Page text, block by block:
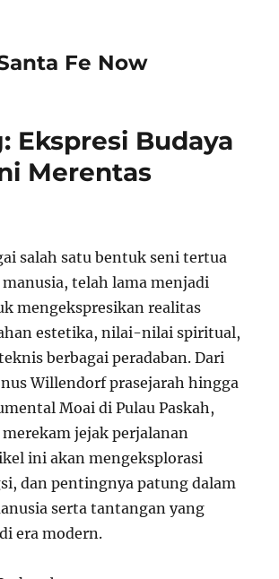
Fe Now
Ekspresi Budaya
Merentas
salah satu bentuk seni tertua
telah lama menjadi
mengekspresikan realitas
estetika, nilai-nilai spiritual,
berbagai peradaban. Dari
Willendorf prasejarah hingga
Moai di Pulau Paskah,
jejak perjalanan
ini akan mengeksplorasi
dan pentingnya patung dalam
serta tantangan yang
era modern.